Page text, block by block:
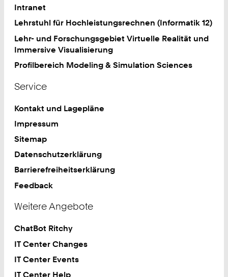
0
7
Intranet
Lehrstuhl für Hochleistungsrechnen (Informatik 12)
Lehr- und Forschungsgebiet Virtuelle Realität und
Immersive Visualisierung
Profilbereich Modeling & Simulation Sciences
Service
Kontakt und Lagepläne
Impressum
Sitemap
Datenschutzerklärung
Barrierefreiheitserklärung
Feedback
Weitere Angebote
ChatBot Ritchy
IT Center Changes
IT Center Events
IT Center Help